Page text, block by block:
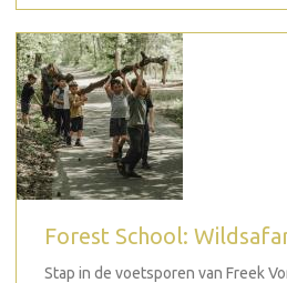
Forest School:
Stap in de voetsporen van Freek